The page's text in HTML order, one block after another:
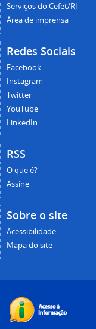
Serviços do Cefet/RJ
Área de imprensa
Redes Sociais
Facebook
Instagram
Twitter
YouTube
LinkedIn
RSS
O que é?
Assine
Sobre o site
Acessibilidade
Mapa do site